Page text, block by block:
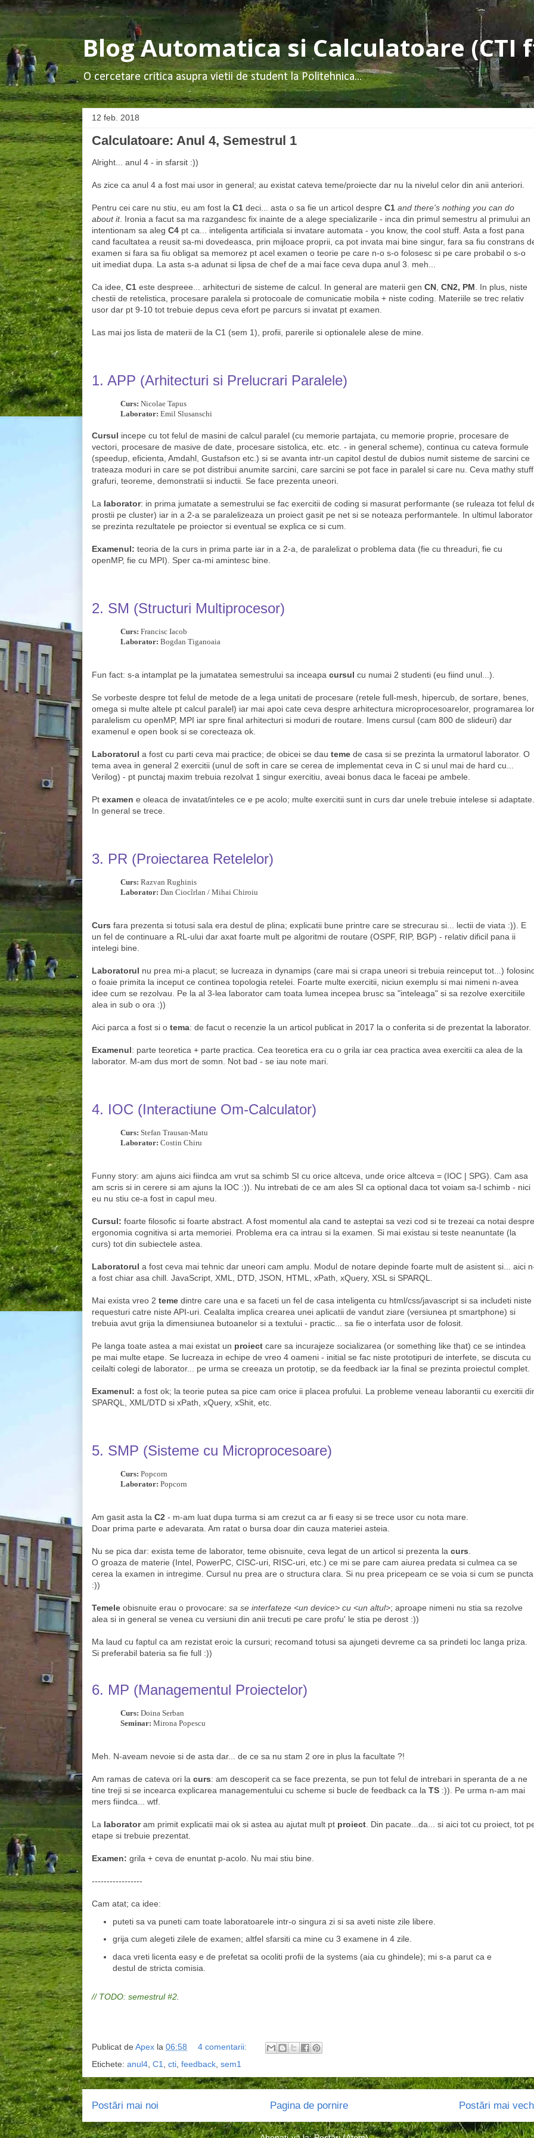
Blog Automatica si Calculatoare (CTI
O cercetare critica asupra vietii de student la Politehnica...
12 feb. 2018
Calculatoare: Anul 4, Semestrul 1
Alright... anul 4 - in sfarsit :))
As zice ca anul 4 a fost mai usor in general; au existat cateva teme/proiecte dar nu la nivelul celor din anii anteriori.
Pentru cei care nu stiu, eu am fost la C1 deci... asta o sa fie un articol despre C1 and there's nothing you can do
about it. Ironia a facut sa ma razgandesc fix inainte de a alege specializarile - inca din primul semestru al primului an
intentionam sa aleg C4 pt ca... inteligenta artificiala si invatare automata - you know, the cool stuff. Asta a fost pana
cand facultatea a reusit sa-mi dovedeasca, prin mijloace proprii, ca pot invata mai bine singur, fara sa fiu constrans
examen si fara sa fiu obligat sa memorez pt acel examen o teorie pe care n-o s-o folosesc si pe care probabil o s-o
uit imediat dupa. La asta s-a adunat si lipsa de chef de a mai face ceva dupa anul 3. meh...
Ca idee, C1 este despreee... arhitecturi de sisteme de calcul. In general are materii gen CN CN2, PM . In plus, niste
chestii de retelistica, procesare paralela si protocoale de comunicatie mobila + niste coding. Materiile se trec relativ
usor dar pt 9-10 tot trebuie depus ceva efort pe parcurs si invatat pt examen.
Las mai jos lista de materii de la C1 (sem 1), profii, parerile si optionalele alese de mine.
1. APP (Arhitecturi si Prelucrari Paralele)
Curs: Nicolae Tapus
Laborator: Emil Slusanschi
Cursul incepe cu tot felul de masini de calcul paralel (cu memorie partajata, cu memorie proprie, procesare de
vectori, procesare de masive de date, procesare sistolica, etc. etc. - in general scheme), continua cu cateva formule
(speedup, eficienta, Amdahl, Gustafson etc.) si se avanta intr-un capitol destul de dubios numit sisteme de sarcini ce
trateaza moduri in care se pot distribui anumite sarcini, care sarcini se pot face in paralel si care nu. Ceva mathy
grafuri, teoreme, demonstratii si inductii. Se face prezenta uneori.
La laborator: in prima jumatate a semestrului se fac exercitii de coding si masurat performante (se ruleaza tot felul
prostii pe cluster) iar in a 2-a se paralelizeaza un proiect gasit pe net si se noteaza performantele. In ultimul laborator
se prezinta rezultatele pe proiector si eventual se explica ce si cum.
Examenul: teoria de la curs in prima parte iar in a 2-a, de paralelizat o problema data (fie cu threaduri, fie cu
openMP, fie cu MPI). Sper ca-mi amintesc bine.
2. SM (Structuri Multiprocesor)
Curs: Francisc Iacob
Laborator: Bogdan Tiganoaia
Fun fact: s-a intamplat pe la jumatatea semestrului sa inceapa cursul cu numai 2 studenti (eu fiind unul...).
Se vorbeste despre tot felul de metode de a lega unitati de procesare (retele full-mesh, hipercub, de sortare, benes,
omega si multe altele pt calcul paralel) iar mai apoi cate ceva despre arhitectura microprocesoarelor, programarea
paralelism cu openMP, MPI iar spre final arhitecturi si moduri de routare. Imens cursul (cam 800 de slideuri) dar
examenul e open book si se corecteaza ok.
Laboratorul a fost cu parti ceva mai practice; de obicei se dau teme de casa si se prezinta la urmatorul laborator. O
tema avea in general 2 exercitii (unul de soft in care se cerea de implementat ceva in C si unul mai de hard cu...
Verilog) - pt punctaj maxim trebuia rezolvat 1 singur exercitiu, aveai bonus daca le faceai pe ambele.
Pt examen e oleaca de invatat/inteles ce e pe acolo; multe exercitii sunt in curs dar unele trebuie intelese si adaptate.
In general se trece.
3. PR (Proiectarea Retelelor)
Curs: Razvan Rughinis
Laborator: Dan Ciocîrlan / Mihai Chiroiu
Curs fara prezenta si totusi sala era destul de plina; explicatii bune printre care se strecurau si... lectii de viata :)). E
un fel de continuare a RL-ului dar axat foarte mult pe algoritmi de routare (OSPF, RIP, BGP) - relativ dificil pana ii
intelegi bine.
Laboratorul nu prea mi-a placut; se lucreaza in dynamips (care mai si crapa uneori si trebuia reinceput tot...)
o foaie primita la inceput ce continea topologia retelei. Foarte multe exercitii, niciun exemplu si mai nimeni n-avea
idee cum se rezolvau. Pe la al 3-lea laborator cam toata lumea incepea brusc sa "inteleaga" si sa rezolve exercitiile
alea in sub o ora :))
Aici parca a fost si o tema: de facut o recenzie la un articol publicat in 2017 la o conferita si de prezentat la laborator.
Examenul: parte teoretica + parte practica. Cea teoretica era cu o grila iar cea practica avea exercitii ca alea de la
laborator. M-am dus mort de somn. Not bad - se iau note mari.
4. IOC (Interactiune Om-Calculator)
Curs: Stefan Trausan-Matu
Laborator: Costin Chiru
Funny story: am ajuns aici fiindca am vrut sa schimb SI cu orice altceva, unde orice altceva = (IOC | SPG). Cam asa
am scris si in cerere si am ajuns la IOC :)). Nu intrebati de ce am ales SI ca optional daca tot voiam sa-l schimb - nici
eu nu stiu ce-a fost in capul meu.
Cursul: foarte filosofic si foarte abstract. A fost momentul ala cand te asteptai sa vezi cod si te trezeai ca notai despre
ergonomia cognitiva si arta memoriei. Problema era ca intrau si la examen. Si mai existau si teste neanuntate (la
curs) tot din subiectele astea.
Laboratorul a fost ceva mai tehnic dar uneori cam amplu. Modul de notare depinde foarte mult de asistent si... aici
a fost chiar asa chill. JavaScript, XML, DTD, JSON, HTML, xPath, xQuery, XSL si SPARQL.
Mai exista vreo 2 teme dintre care una e sa faceti un fel de casa inteligenta cu html/css/javascript si sa includeti niste
requesturi catre niste API-uri. Cealalta implica crearea unei aplicatii de vandut ziare (versiunea pt smartphone) si
trebuia avut grija la dimensiunea butoanelor si a textului - practic... sa fie o interfata usor de folosit.
Pe langa toate astea a mai existat un proiect care sa incurajeze socializarea (or something like that) ce se intindea
pe mai multe etape. Se lucreaza in echipe de vreo 4 oameni - initial se fac niste prototipuri de interfete, se discuta cu
ceilalti colegi de laborator... pe urma se creeaza un prototip, se da feedback iar la final se prezinta proiectul complet.
Examenul: a fost ok; la teorie putea sa pice cam orice ii placea profului. La probleme veneau laborantii cu exercitii
SPARQL, XML/DTD si xPath, xQuery, xShit, etc.
5. SMP (Sisteme cu Microprocesoare)
Curs: Popcorn
Laborator: Popcorn
Am gasit asta la C2 - m-am luat dupa turma si am crezut ca ar fi easy si se trece usor cu nota mare.
Doar prima parte e adevarata. Am ratat o bursa doar din cauza materiei asteia.
Nu se pica dar: exista teme de laborator, teme obisnuite, ceva legat de un articol si prezenta la curs
O groaza de materie (Intel, PowerPC, CISC-uri, RISC-uri, etc.) ce mi se pare cam aiurea predata si culmea ca se
cerea la examen in intregime. Cursul nu prea are o structura clara. Si nu prea pricepeam ce se voia si cum se puncta
:))
Temele obisnuite erau o provocare: sa se interfateze <un device> cu <un altul>; aproape nimeni nu stia sa rezolve
alea si in general se venea cu versiuni din anii trecuti pe care profu' le stia pe derost :))
Ma laud cu faptul ca am rezistat eroic la cursuri; recomand totusi sa ajungeti devreme ca sa prindeti loc langa priza.
Si preferabil bateria sa fie full :))
6. MP (Managementul Proiectelor)
Curs: Doina Serban
Seminar: Mirona Popescu
Meh. N-aveam nevoie si de asta dar... de ce sa nu stam 2 ore in plus la facultate ?!
Am ramas de cateva ori la curs: am descoperit ca se face prezenta, se pun tot felul de intrebari in speranta de a ne
tine treji si se incearca explicarea managementului cu scheme si bucle de feedback ca la TS :)). Pe urma n-am mai
mers fiindca... wtf.
La laboratoram primit explicatii mai ok si astea au ajutat mult pt proiect . Din pacate...da... si aici tot cu proiect, tot
etape si trebuie prezentat.
Examen: grila + ceva de enuntat p-acolo. Nu mai stiu bine.
-----------------
Cam atat; ca idee:
puteti sa va puneti cam toate laboratoarele intr-o singura zi si sa aveti niste zile libere.
grija cum alegeti zilele de examen; altfel sfarsiti ca mine cu 3 examene in 4 zile.
daca vreti licenta easy e de prefetat sa ocoliti profii de la systems (aia cu ghindele); mi s-a parut ca e
destul de stricta comisia.
// TODO: semestrul #2
Publicat de Apex la 06:58
4 comentarii:
Etichete: anul4 C1 cti feedback sem1
Postări mai noi Postări mai
Pagina de pornire